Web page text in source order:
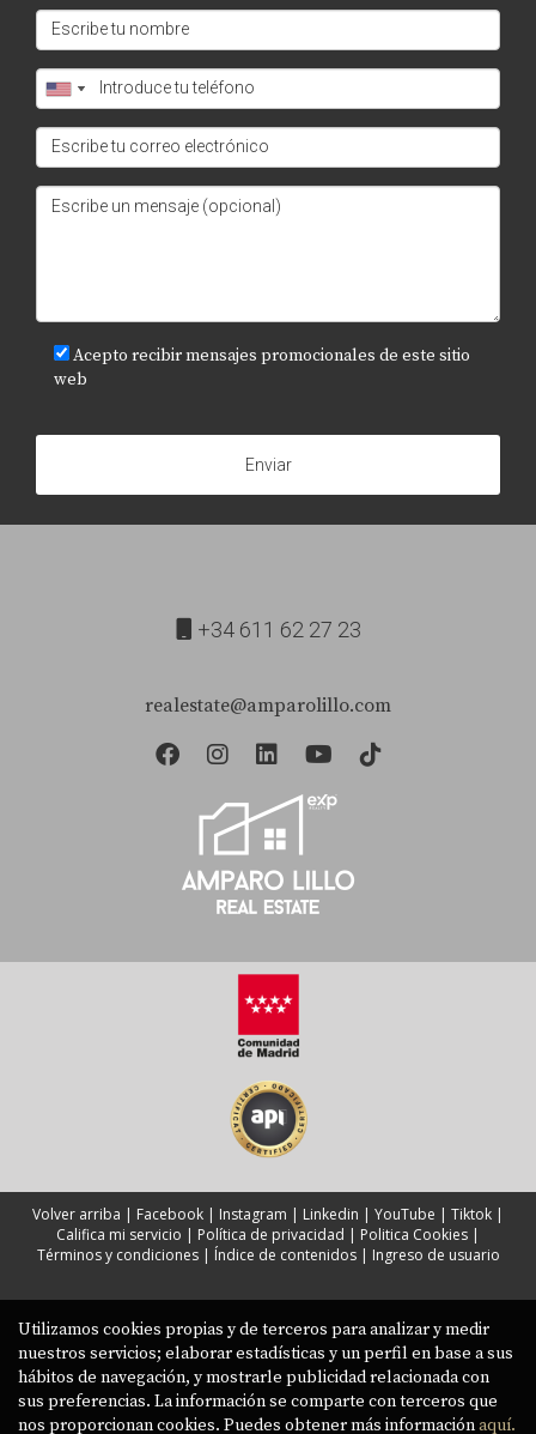
Acepto recibir mensajes promocionales de este sitio
web
Enviar
+34 611 62 27 23
realestate@amparolillo.com
Volver arriba | Facebook | Instagram | Linkedin | YouTube | Tiktok |
Califica mi servicio | Política de privacidad | Politica Cookies |
Términos y condiciones| Índice de contenidos| Ingreso de usuario
Utilizamos cookies propias y de terceros para analizar y medir
nuestros servicios; elaborar estadísticas y un perfil en base a sus
hábitos de navegación, y mostrarle publicidad relacionada con
sus preferencias. La información se comparte con terceros que
nos proporcionan cookies. Puedes obtener más informaciónaquí.